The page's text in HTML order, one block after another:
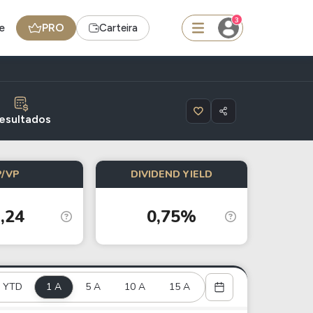
PRO Carteira
3
Ferramenta
Dividendos
- BNB
Radar do Dividendo Inteligente
Carteiras Recomendadas
VP DIVIDEND YIELD
0,75%
YTD 1 A 5 A 10 A 15 A